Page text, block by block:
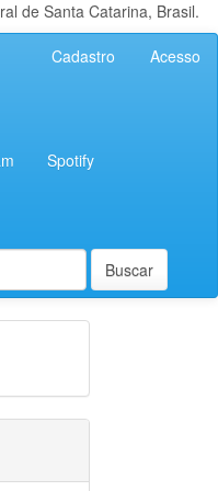
de Santa Catarina, Brasil.
Cadastro Acesso
Spotify
Buscar